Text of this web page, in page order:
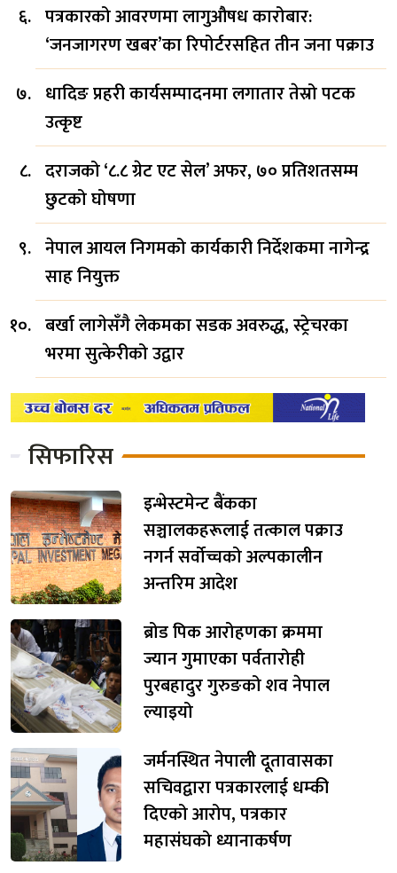
पत्रकारको आवरणमा लागुऔषध कारोबार:
‘जनजागरण खबर’का रिपोर्टरसहित तीन जना पक्राउ
धादिङ प्रहरी कार्यसम्पादनमा लगातार तेस्रो पटक
उत्कृष्ट
दराजको ‘८.८ ग्रेट एट सेल’ अफर, ७० प्रतिशतसम्म
छुटको घोषणा
नेपाल आयल निगमको कार्यकारी निर्देशकमा नागेन्द्र
साह नियुक्त
बर्खा लागेसँगै लेकमका सडक अवरुद्ध, स्ट्रेचरका
भरमा सुत्केरीको उद्वार
सिफारिस
इन्भेस्टमेन्ट बैंकका
सञ्चालकहरूलाई तत्काल पक्राउ
नगर्न सर्वोच्चको अल्पकालीन
अन्तरिम आदेश
ब्रोड पिक आरोहणका क्रममा
ज्यान गुमाएका पर्वतारोही
पुरबहादुर गुरुङको शव नेपाल
ल्याइयो
जर्मनस्थित नेपाली दूतावासका
सचिवद्वारा पत्रकारलाई धम्की
दिएको आरोप, पत्रकार
महासंघको ध्यानाकर्षण